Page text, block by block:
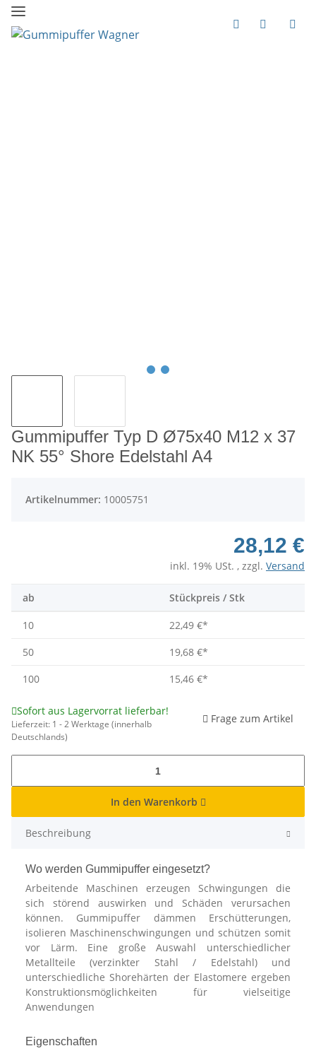
Gummipuffer Typ D Ø75x40 M12 x 37
NK 55° Shore Edelstahl A4
Artikelnummer: 10005751
28,12 €
inkl. 19% USt. , zzgl. Versand
ab Stückpreis / Stk
10 22,49 €*
50
19,68 €*
100
15,46 €*
Sofort aus Lagervorrat lieferbar!
Lieferzeit: 1 - 2 Werktage (innerhalb
Deutschlands)
Frage zum Artikel
In den Warenkorb
Beschreibung
Wo werden Gummipuffer eingesetzt?
Arbeitende Maschinen erzeugen Schwingungen die
sich störend auswirken und Schäden verursachen
können. Gummipuffer dämmen Erschütterungen,
isolieren Maschinenschwingungen und schützen somit
vor Lärm. Eine große Auswahl unterschiedlicher
Metallteile (verzinkter Stahl / Edelstahl) und
unterschiedliche Shorehärten der Elastomere ergeben
Konstruktionsmöglichkeiten für vielseitige
Anwendungen
Eigenschaften